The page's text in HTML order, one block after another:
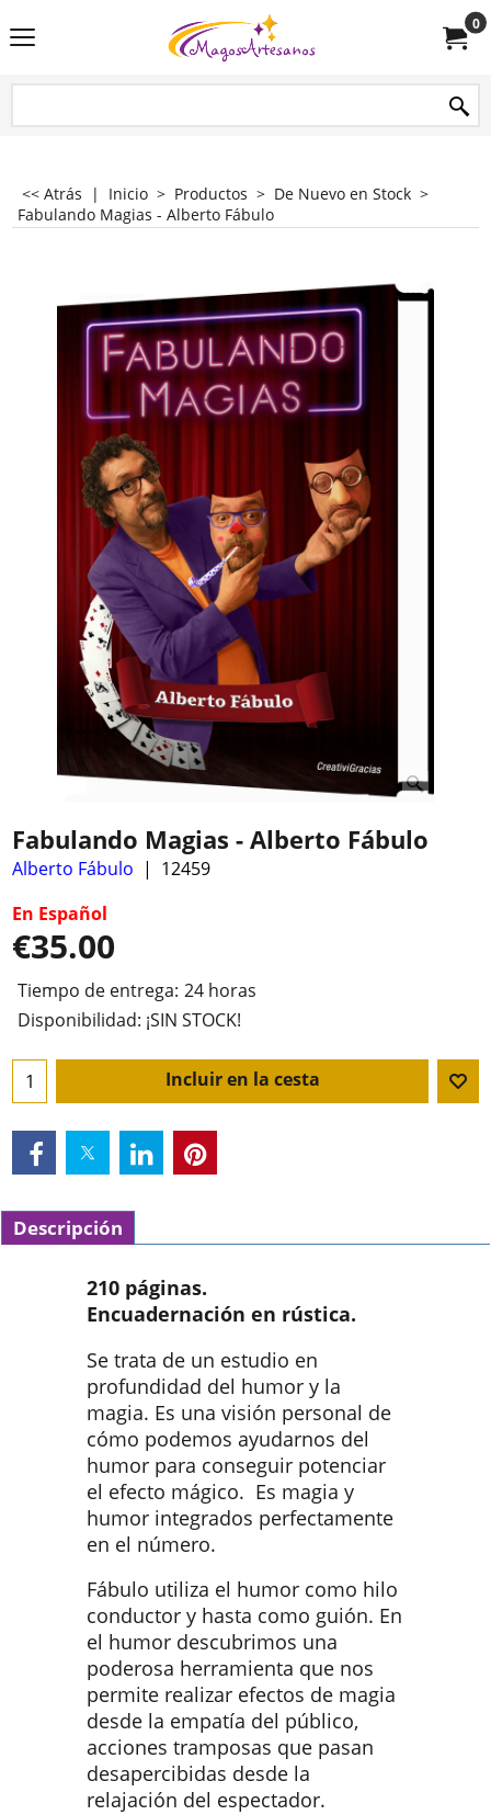
0
<< Atrás | Inicio > Productos > De Nuevo en Stock >
Fabulando Magias - Alberto Fábulo
Fabulando Magias - Alberto Fábulo
Alberto Fábulo
12459
En Español
€35.00
Tiempo de entrega: 24 horas
Disponibilidad: ¡SIN STOCK!
Incluir en la cesta
Descripción
210 páginas.
Encuadernación en rústica.
Se trata de un estudio en
profundidad del humor y la
magia. Es una visión personal de
cómo podemos ayudarnos del
humor para conseguir potenciar
el efecto mágico. Es magia y
humor integrados perfectamente
en el número.
Fábulo utiliza el humor como hilo
conductor y hasta como guión. En
el humor descubrimos una
poderosa herramienta que nos
permite realizar efectos de magia
desde la empatía del público,
acciones tramposas que pasan
desapercibidas desde la
relajación del espectador.